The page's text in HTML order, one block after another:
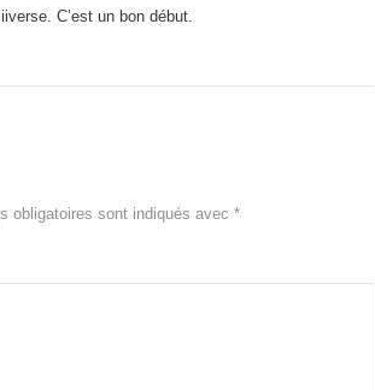
C’est un bon début.
obligatoires sont indiqués avec *